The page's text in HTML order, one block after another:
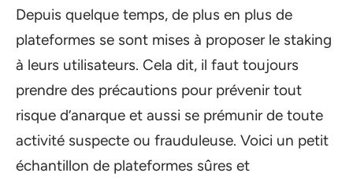
Depuis quelque temps, de plus en plus de
plateformes se sont mises à proposer le staking
à leurs utilisateurs. Cela dit, il faut toujours
prendre des précautions pour prévenir tout
risque d’anarque et aussi se prémunir de toute
activité suspecte ou frauduleuse. Voici un petit
échantillon de plateformes sûres et